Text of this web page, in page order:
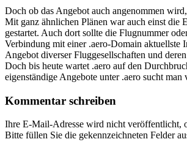
Doch ob das Angebot auch angenommen
Mit ganz ähnlichen Plänen war auch einst die
gestartet. Auch dort sollte die Flugnummer
Verbindung mit einer .aero-Domain aktuellste
Angebot diverser Fluggesellschaften und
Doch bis heute wartet .aero auf den
eigenständige Angebote unter .aero sucht man
Kommentar schreiben
Ihre E-Mail-Adresse wird nicht veröffentlicht,
Bitte füllen Sie die gekennzeichneten Felder